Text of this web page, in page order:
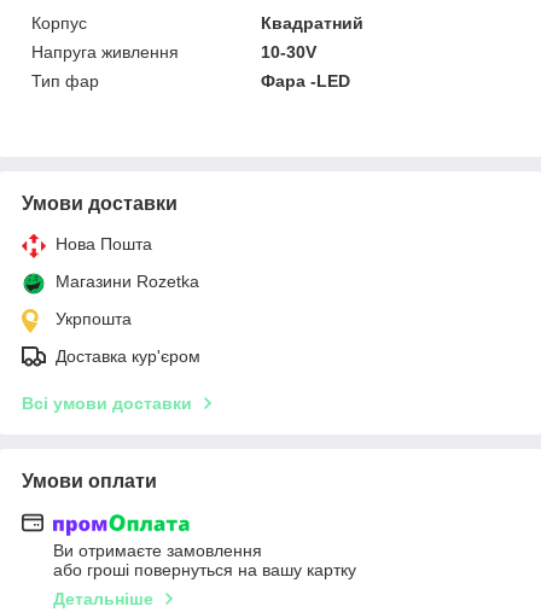
Корпус
Квадратний
Напруга живлення
10-30V
Тип фар
Фара -LED
Умови доставки
Нова Пошта
Магазини Rozetka
Укрпошта
Доставка кур'єром
Всі умови доставки
Умови оплати
Ви отримаєте замовлення
або гроші повернуться на вашу картку
Детальніше